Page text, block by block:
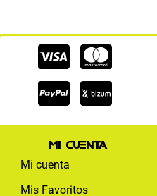
Cc-
visa
Cc-
Cc-
paypal
Mi cuenta
Mi cuenta
Mis Favoritos